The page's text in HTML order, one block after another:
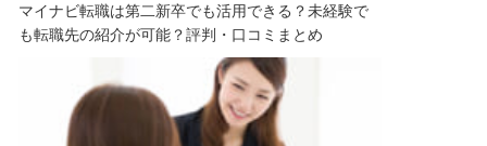
マイナビ転職は第二新卒でも活用できる？未経験で
も転職先の紹介が可能？評判・口コミまとめ